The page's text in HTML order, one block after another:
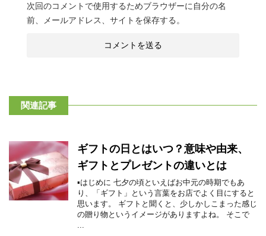
次回のコメントで使用するためブラウザーに自分の名
前、メールアドレス、サイトを保存する。
関連記事
ギフトの日とはいつ？意味や由来、
ギフトとプレゼントの違いとは
▪はじめに 七夕の頃といえばお中元の時期でもあ
り、「ギフト」という言葉をお店でよく目にすると
思います。 ギフトと聞くと、少しかしこまった感じ
の贈り物というイメージがありますよね。 そこで